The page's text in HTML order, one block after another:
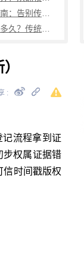
:
流程拿到证
步权属证据错
信时间戳版权